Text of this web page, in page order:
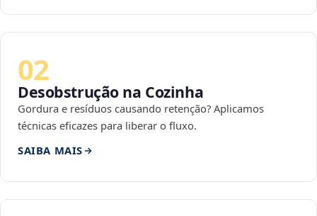
02
Desobstrução na Cozinha
Gordura e resíduos causando retenção? Aplicamos
técnicas eficazes para liberar o fluxo.
SAIBA MAIS